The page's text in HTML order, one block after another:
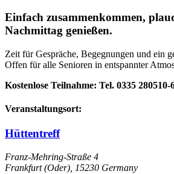
Einfach zusammenkommen,
Nachmittag genießen.
Zeit für Gespräche, Begegnungen und ein
Offen für alle Senioren in entspannter
Kostenlose Teilnahme: Tel. 0335
Veranstaltungsort:
Hüttentreff
Franz-Mehring-Straße 4
Frankfurt (Oder) 15230 Germany